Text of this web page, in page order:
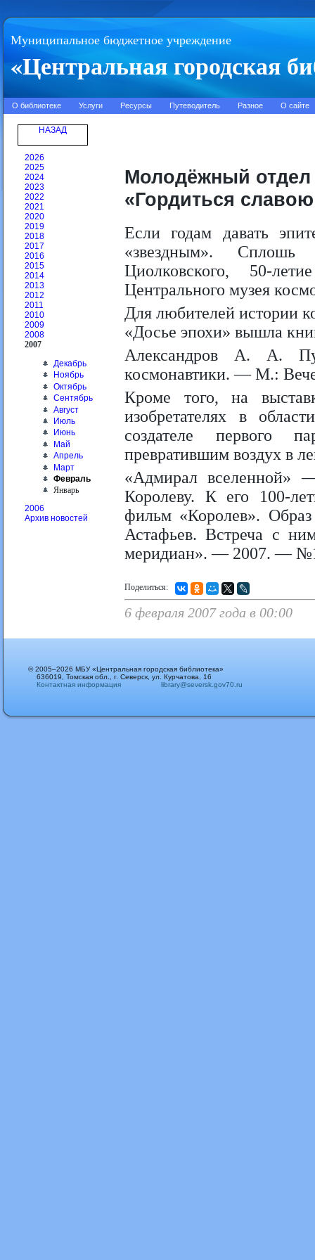
Муниципальное бюджетное учреждение
«Центральная городская
О библиотеке Услуги Ресурсы Путеводитель Разное О сайте
НАЗАД
2026
2025
2024
2023
2022
2021
2020
2019
2018
2017
2016
2015
2014
2013
2012
2011
2010
2009
2008
2007
Декабрь
Ноябрь
Октябрь
Сентябрь
Август
Июль
Июнь
Май
Апрель
Март
Февраль
Январь
2006
Архив новостей
Молодёжный отдел
«Гордиться
Если годам давать
«звездным».
Циолковского, 50-
Центрального музея
Для любителей истории
«Досье эпохи» вышла
Александров А. А.
космонавтики. — М.:
Кроме того, на
изобретателях в
создателе
превратившим воздух в
«Адмирал вселенной»
Королеву. К его 100-
фильм «Королев». Образ
Астафьев. Встреча с
меридиан». — 2007. —
Поделиться:
6 февраля 2007 года в 00:00
© 2005–2026 МБУ «Центральная городская библиотека»
636019, Томская обл., г. Северск, ул. Курчатова, 16
Контактная информация
library@seversk.gov70.ru